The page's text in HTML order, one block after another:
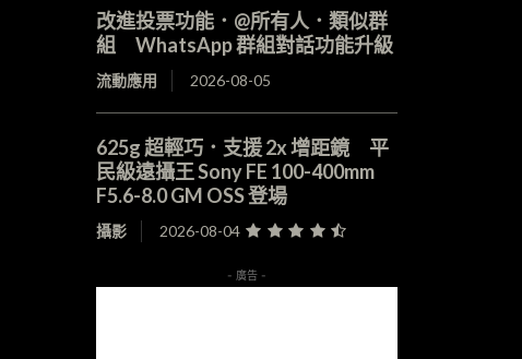
改進投票功能．@所有人．類似群
組 WhatsApp 群組對話功能升級
流動應用 2026-08-05
625g 超輕巧．支援 2x 增距鏡 平
民級遠攝王 Sony FE 100-400mm
F5.6-8.0 GM OSS 登場
攝影 2026-08-04
- 廣告 -